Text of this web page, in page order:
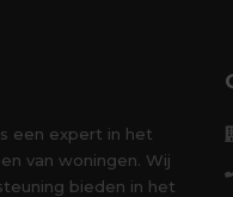
een expert in het
van woningen. Wij
bieden in het